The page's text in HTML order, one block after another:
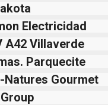
Electricidad
A42 Villaverde
Parquecite
Natures Gourmet